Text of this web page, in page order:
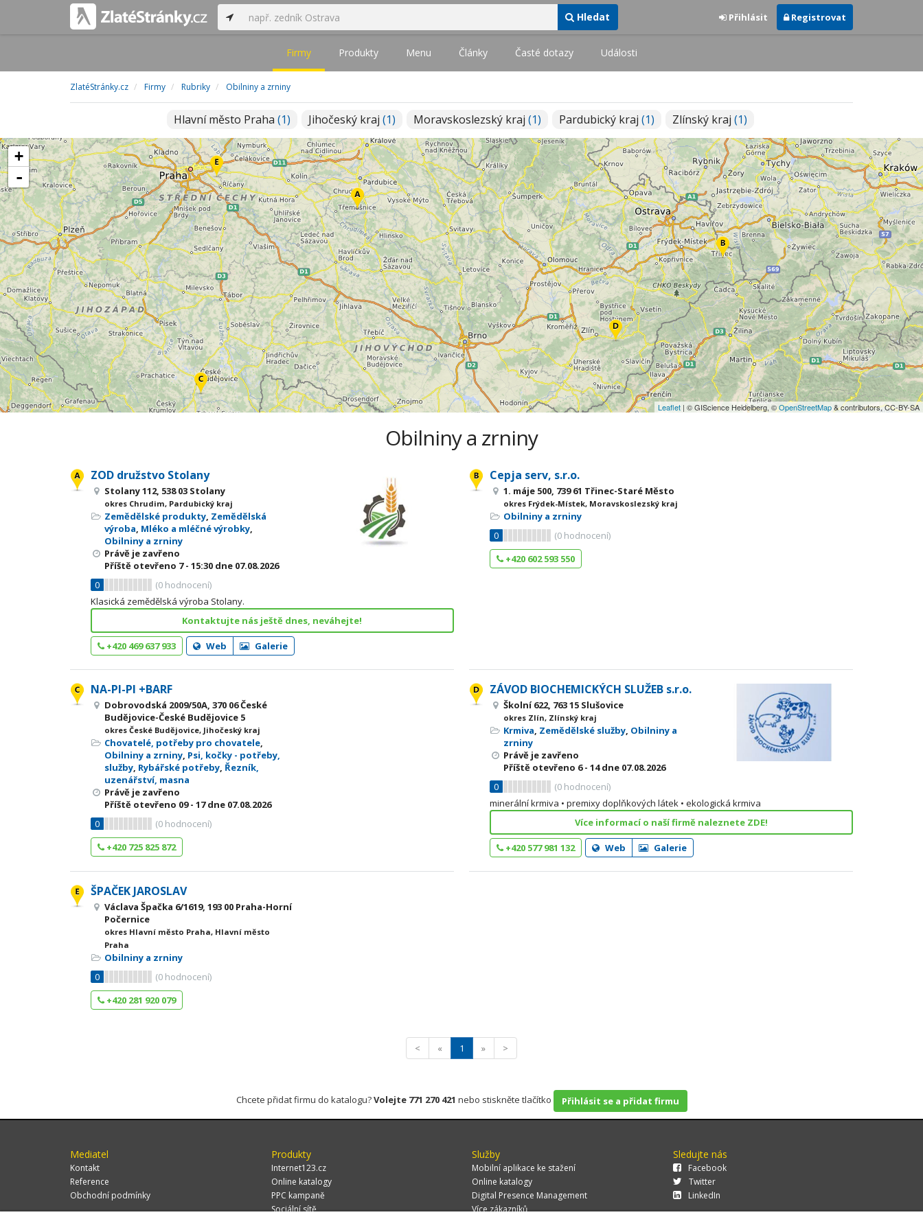
Hledat Přihlásit Registrovat
Firmy Produkty Menu Články Časté dotazy Události
ZlatéStránky.cz Firmy Rubriky Obilniny a zrniny
Hlavní město Praha (1) Jihočeský kraj (1) Moravskoslezský kraj (1) Pardubický kraj (1) Zlínský kraj (1)
+
-
Leaflet | © GIScience Heidelberg, ©OpenStreetMap& contributors, CC-BY-SA
Obilniny a zrniny
ZOD družstvo Stolany
Stolany 112, 538 03 Stolany
okres Chrudim, Pardubický kraj
Zemědělské produkty, Zemědělská
výroba, Mléko a mléčné výrobky,
Obilniny a zrniny
Právě je zavřeno
Příště otevřeno 7 - 15:30 dne 07.08.2026
0
(0 hodnocení)
Klasická zemědělská výroba Stolany.
Kontaktujte nás ještě dnes, neváhejte!
+420 469 637 933 Web Galerie
Cepja serv, s.r.o.
1. máje 500, 739 61 Třinec-Staré Město
okres Frýdek-Místek, Moravskoslezský kraj
Obilniny a zrniny
0
(0 hodnocení)
+420 602 593 550
NA-PI-PI +BARF
Dobrovodská 2009/50A, 370 06 České
Budějovice-České Budějovice 5
okres České Budějovice, Jihočeský kraj
Chovatelé, potřeby pro chovatele,
Obilniny a zrniny, Psi, kočky - potřeby,
služby, Rybářské potřeby, Řezník,
uzenářství, masna
Právě je zavřeno
Příště otevřeno 09 - 17dne 07.08.2026
0
(0 hodnocení)
+420 725 825 872
ZÁVOD BIOCHEMICKÝCH SLUŽEB s.r.o.
Školní 622, 763 15 Slušovice
okres Zlín, Zlínský kraj
Krmiva, Zemědělské služby, Obilniny a
zrniny
Právě je zavřeno
Příště otevřeno 6 - 14dne 07.08.2026
0
(0 hodnocení)
minerální krmiva • premixy doplňkových látek • ekologická krmiva
Více informací o naší firmě naleznete ZDE!
+420 577 981 132 Web Galerie
ŠPAČEK JAROSLAV
Václava Špačka 6/1619, 193 00 Praha-Horní
Počernice
okres Hlavní město Praha, Hlavní město
Praha
Obilniny a zrniny
0
(0 hodnocení)
+420 281 920 079
< « 1 » >
Chcete přidat firmu do katalogu?Volejte 771 270 421 nebo stiskněte tlačítko Přihlásit se a přidat firmu
Mediatel
Kontakt
Reference
Obchodní podmínky
Produkty
Internet123.cz
Online katalogy
PPC kampaně
Sociální sítě
Služby
Mobilní aplikace ke stažení
Online katalogy
Digital Presence Management
Více zákazníků
Sledujte nás
Facebook
Twitter
LinkedIn